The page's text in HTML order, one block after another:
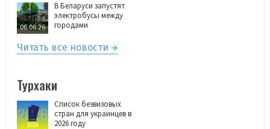
06.08.26
В Беларуси запустят
электробусы между
городами
Читать все новости
Турхаки
Список безвизовых
стран для украинцев в
2026 году